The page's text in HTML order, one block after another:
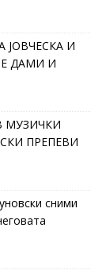
ЈОВЧЕСКА И
ДАМИ И
МУЗИЧКИ
ПРЕПЕВИ
сними